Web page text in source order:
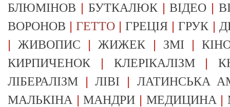
БЛЮМІНОВ | БУТКАЛЮК|ВІДЕО |
ВОРОНОВ |ГЕТТО |ГРЕЦІЯ |ГРУК |
|ЖИВОПИС |ЖИЖЕК | ЗМІ |
КИРПИЧЕНОК | КЛЕРІКАЛІЗМ|
ЛІБЕРАЛІЗМ |ЛІВІ | ЛАТИНСЬКА
МАЛЬКІНА |МАНДРИ | МЕДИЦИНА |